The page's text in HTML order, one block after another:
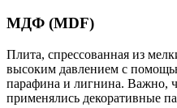
МДФ (MDF)
Плита, спрессованная из
высоким давлением с
парафина и лигнина. Важно,
применялись декоративные